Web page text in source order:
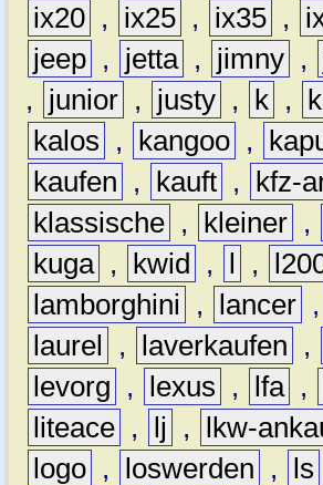
ix20 , ix25 , ix35 ,
jeep , jetta , jimny ,
,
junior , justy , k ,
kalos
, kangoo ,
kaufen
, kauft ,
kfz-
klassische , kleiner ,
kuga , kwid , l ,
lamborghini
, lancer ,
laurel
, laverkaufen ,
levorg
, lexus , lfa ,
liteace , lj , lkw-
logo , loswerden , ls